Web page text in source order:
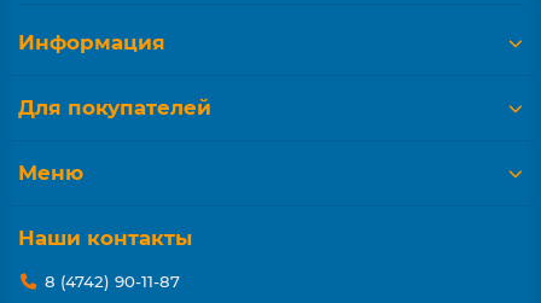
Информация
Для покупателей
Меню
Наши контакты
8 (4742) 90-11-87